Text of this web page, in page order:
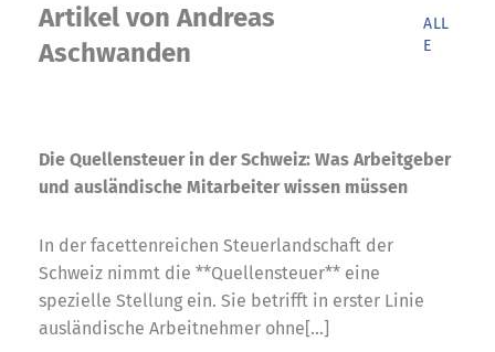
Artikel von Andreas
Aschwanden
ALL
E
Die Quellensteuer in der Schweiz: Was Arbeitgeber
und ausländische Mitarbeiter wissen müssen
In der facettenreichen Steuerlandschaft der
Schweiz nimmt die **Quellensteuer** eine
spezielle Stellung ein. Sie betrifft in erster Linie
ausländische Arbeitnehmer ohne[...]